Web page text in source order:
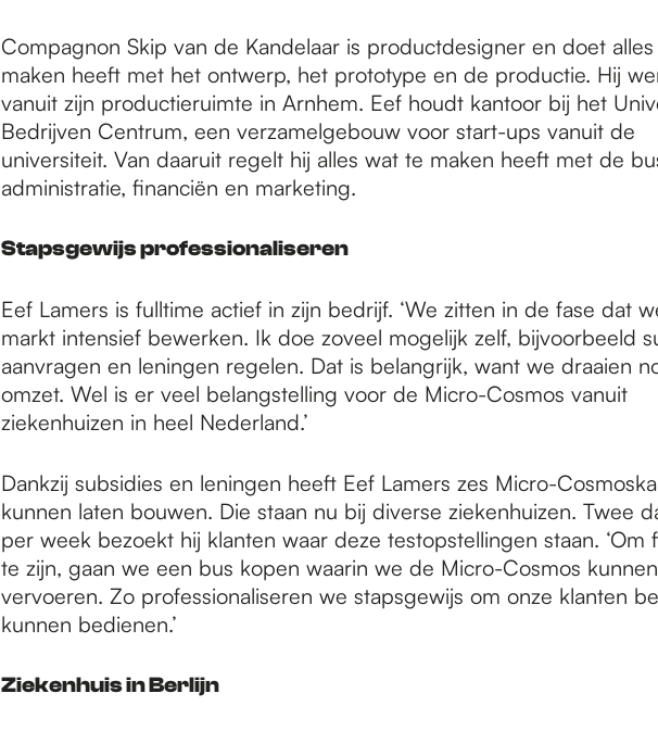
Compagnon Skip van de Kandelaar is productdesigner en doet
maken heeft met het ontwerp, het prototype en de productie. Hij
vanuit zijn productieruimte in Arnhem. Eef houdt kantoor bij het
Bedrijven Centrum, een verzamelgebouw voor start-ups vanuit de
universiteit. Van daaruit regelt hij alles wat te maken heeft met de
administratie, financiën en marketing.
Stapsgewijs professionaliseren
Eef Lamers is fulltime actief in zijn bedrijf. ‘We zitten in de fase dat
markt intensief bewerken. Ik doe zoveel mogelijk zelf, bijvoorbeeld
aanvragen en leningen regelen. Dat is belangrijk, want we draaien
omzet. Wel is er veel belangstelling voor de Micro-Cosmos vanuit
ziekenhuizen in heel Nederland.’
Dankzij subsidies en leningen heeft Eef Lamers zes Micro-
kunnen laten bouwen. Die staan nu bij diverse ziekenhuizen. Twee
per week bezoekt hij klanten waar deze testopstellingen staan. ‘Om
te zijn, gaan we een bus kopen waarin we de Micro-Cosmos kunnen
vervoeren. Zo professionaliseren we stapsgewijs om onze klanten
kunnen bedienen.’
Ziekenhuis in Berlijn